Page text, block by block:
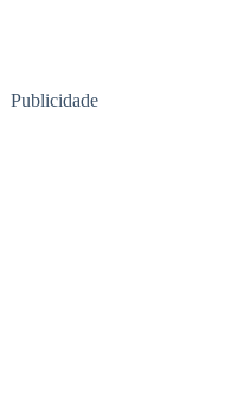
Publicidade